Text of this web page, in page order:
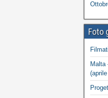
Foto
Filmati
Malta